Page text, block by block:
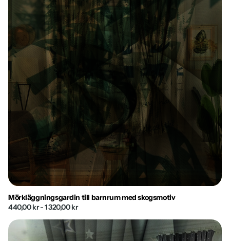
Mörkläggningsgardin till barnrum med skogsmotiv
440,00 kr- 1 320,00 kr